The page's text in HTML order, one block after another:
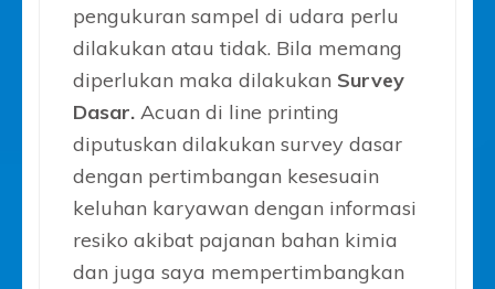
pengukuran sampel di udara perlu
dilakukan atau tidak. Bila memang
diperlukan maka dilakukan Survey
Dasar. Acuan di line printing
diputuskan dilakukan survey dasar
dengan pertimbangan kesesuain
keluhan karyawan dengan informasi
resiko akibat pajanan bahan kimia
dan juga saya mempertimbangkan